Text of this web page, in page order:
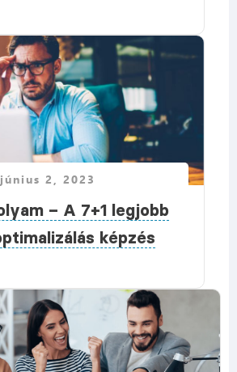
június 2, 2023
– A 7+1 legjobb
képzés